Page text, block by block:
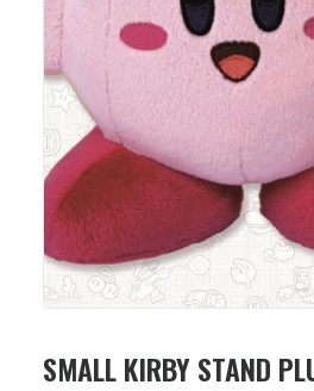
SMALL KIRBY STAND